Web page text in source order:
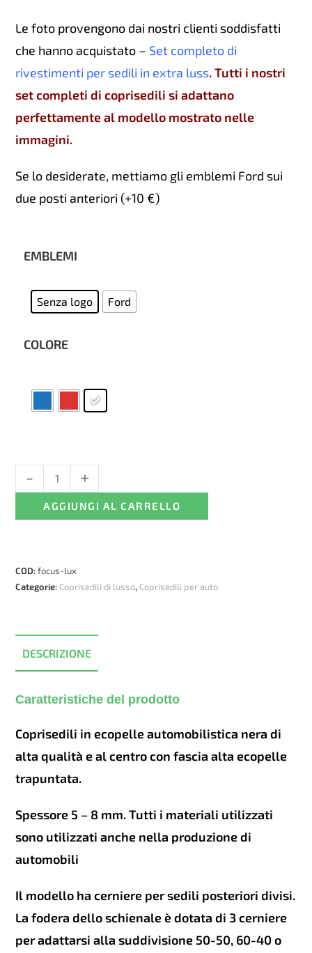
Le foto provengono dai nostri clienti soddisfatti
che hanno acquistato – Set completo di
rivestimenti per sedili in extra luss. Tutti i nostri
set completi di coprisedili si adattano
perfettamente al modello mostrato nelle
immagini.
Se lo desiderate, mettiamo gli emblemi Ford sui
due posti anteriori (+10 €)
EMBLEMI
Senza logo Ford
COLORE
Coprisedili
Ford
ecopelle
quantità
- +
AGGIUNGI AL CARRELLO
COD:focus-lux
Categorie: Coprisedili di lusso, Coprisedili per auto
DESCRIZIONE
Caratteristiche del prodotto
Coprisedili in ecopelle automobilistica nera di
alta qualità e al centro con fascia alta ecopelle
trapuntata.
Spessore 5 – 8 mm. Tutti i materiali utilizzati
sono utilizzati anche nella produzione di
automobili
Il modello ha cerniere per sedili posteriori divisi.
La fodera dello schienale è dotata di 3 cerniere
per adattarsi alla suddivisione 50-50, 60-40 o